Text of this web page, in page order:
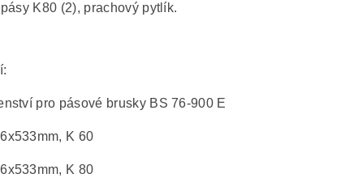
K80 (2), prachový pytlík.
pro pásové brusky BS 76-900 E
K 60
K 80